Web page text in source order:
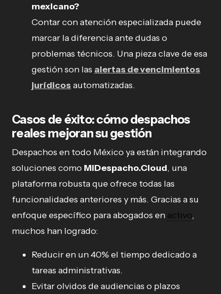
mexicano?
Contar con atención especializada puede
marcar la diferencia ante dudas o
problemas técnicos. Una pieza clave de esa
gestión son las alertas de vencimientos
jurídicos automatizadas.
Casos de éxito: cómo despachos
reales mejoran su gestión
Despachos en todo México ya están integrando
soluciones como MiDespacho.Cloud, una
plataforma robusta que ofrece todas las
funcionalidades anteriores y más. Gracias a su
enfoque específico para abogados en activo,
muchos han logrado:
Reducir en un 40% el tiempo dedicado a
tareas administrativas.
Evitar olvidos de audiencias o plazos